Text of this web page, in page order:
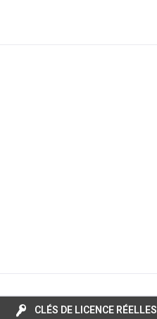
CLÉS DE LICENCE RÉELLES